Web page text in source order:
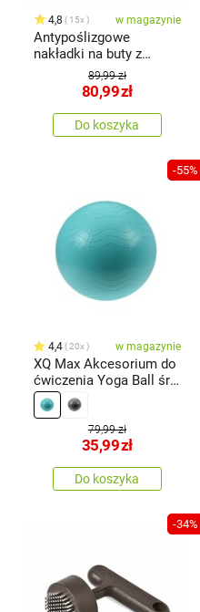
4,8 15x w magazynie
Antypoślizgowe
nakładki na buty z
kolcami, rozmiar 42-46
89,99 zł
80,99zł
Do koszyka
-55%
4,4 20x w magazynie
XQ Max Akcesorium do
ćwiczenia Yoga Ball śr.
65 cm, zielony
79,99 zł
35,99zł
Do koszyka
-34%